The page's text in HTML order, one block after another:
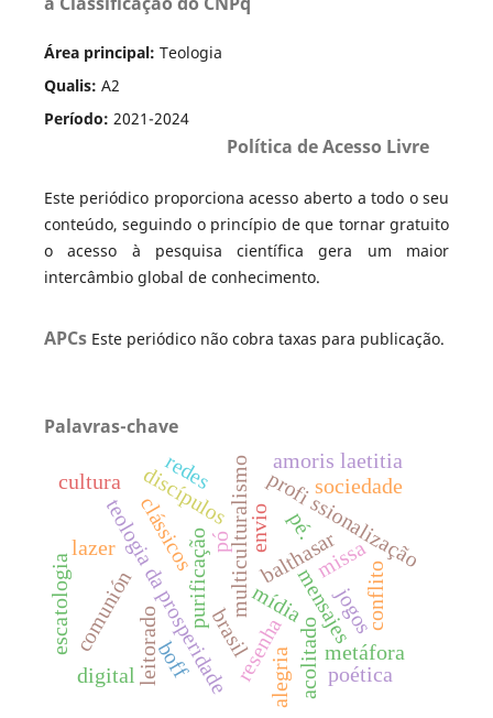
Área principal: Teologia
Qualis: A2
Período: 2021-2024
Política de Acesso Livre
Este periódico proporciona acesso aberto a todo o seu
conteúdo, seguindo o princípio de que tornar gratuito
o acesso à pesquisa científica gera um maior
intercâmbio global de conhecimento.
APCs Este periódico não cobra taxas para publicação.
Palavras-chave
balthasar
envio
multiculturalismo
purificação
profi ssionalização
teologia da prosperidade
clássicos
sociedade
discípulos
mídia
pó pé.
comunión mensajesjogos
resenha
lazer
acolitado
leitorado
redes
missa
brasil metáfora
poética
cultura
escatologia
digital
amoris laetitia
alegria
boff
conflito